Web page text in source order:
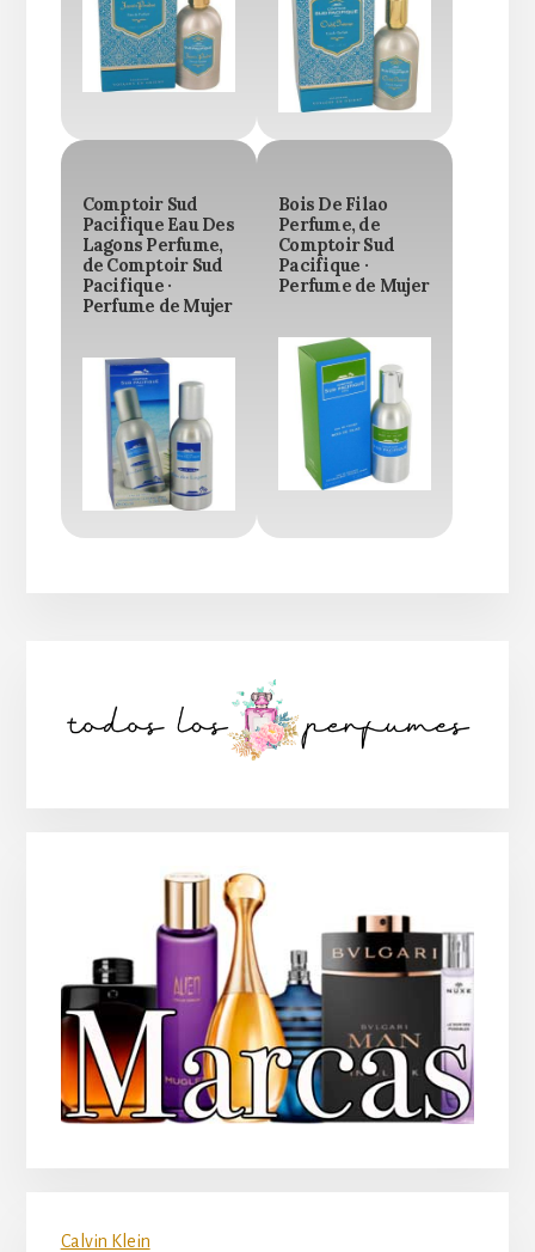
Comptoir Sud
Pacifique Eau Des
Lagons Perfume,
de Comptoir Sud
Pacifique ·
Perfume de Mujer
Bois De Filao
Perfume, de
Comptoir Sud
Pacifique ·
Perfume de Mujer
lateral
Calvin Klein